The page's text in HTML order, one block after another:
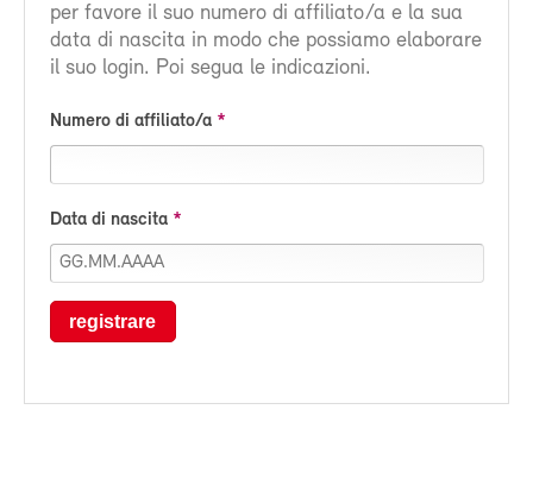
per favore il suo numero di affiliato/a e la sua
data di nascita in modo che possiamo elaborare
il suo login. Poi segua le indicazioni.
Numero di affiliato/a
Data di nascita
registrare